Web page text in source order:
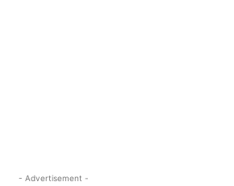
- Advertisement -